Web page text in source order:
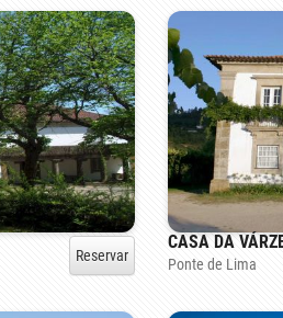
Reservar
CASA DA
Ponte de Lima